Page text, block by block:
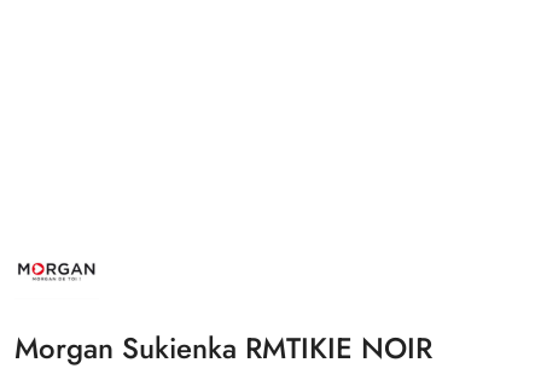
PRODUCENTA:
MORGAN
Morgan Sukienka RMTIKIE NOIR